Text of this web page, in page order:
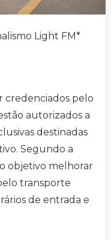
Light FM*
credenciados pelo
autorizados a
destinadas
Segundo a
objetivo melhorar
transporte
de entrada e